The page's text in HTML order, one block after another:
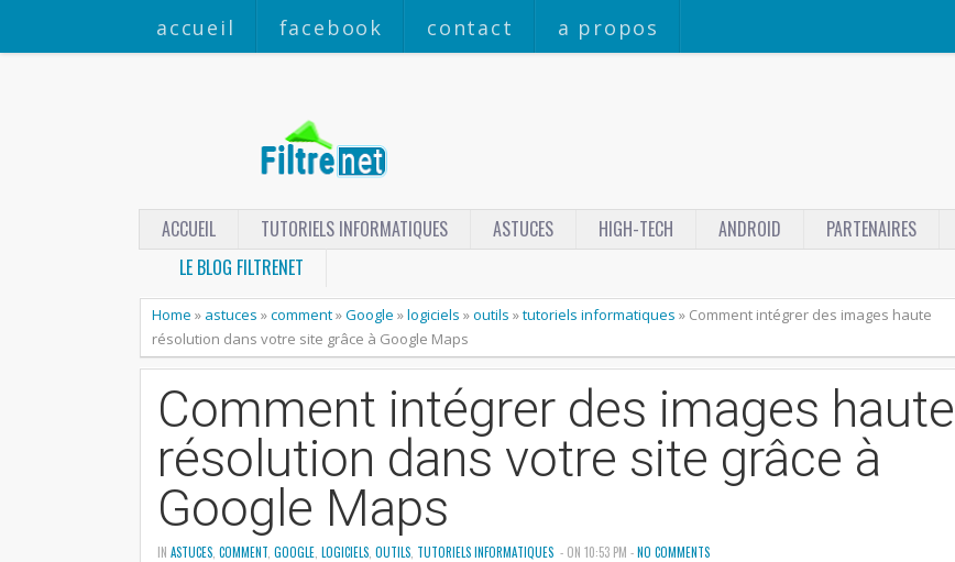
accueil facebook contact a propos
ACCUEIL TUTORIELS INFORMATIQUES ASTUCES HIGH-TECH ANDROID PARTENAIRES
LE BLOG FILTRENET
Home » astuces »comment»Google »logiciels »outils »tutoriels informatiques » Comment intégrer des images haute
résolution dans votre site grâce à Google Maps
Comment intégrer des images haute
résolution dans votre site grâce à
Google Maps
IN ASTUCES COMMENT GOOGLE LOGICIELS OUTILS TUTORIELS INFORMATIQUES - ON 10:53 PM -NO COMMENTS